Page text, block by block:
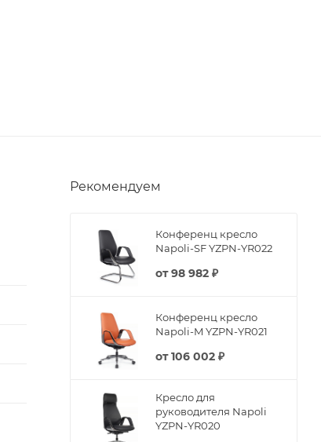
Рекомендуем
Конференц кресло
Napoli-SF YZPN-YR022
от98 982 ₽
Конференц кресло
Napoli-M YZPN-YR021
от106 002 ₽
Кресло для
руководителя Napoli
YZPN-YR020